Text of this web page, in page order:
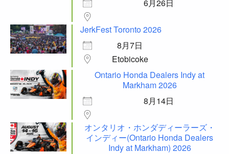
6月26日
JerkFest Toronto 2026
8月7日
Etobicoke
Ontario Honda Dealers Indy at
Markham 2026
8月14日
オンタリオ・ホンダディーラーズ・
インディー(Ontario Honda Dealers
Indy at Markham) 2026